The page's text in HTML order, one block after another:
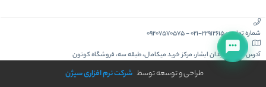
شماره تماس :021-22912615
-
09207570575
آدرس :کیش، میدان ابشار، مرکز خرید میکامال، طبقه سه، فروشگاه کوتون
طراحی و توسعه توسط شرکت نرم افزاری سیژن